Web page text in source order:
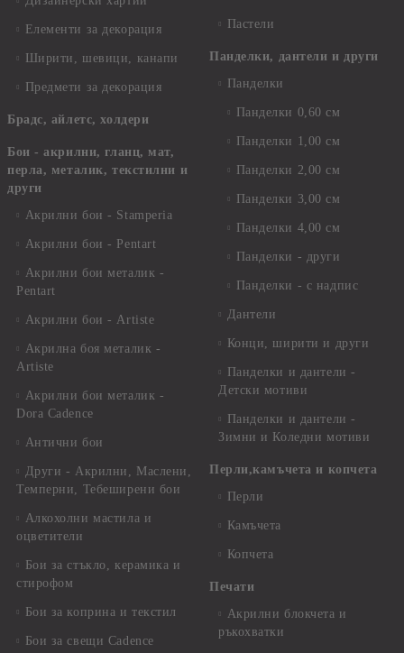
Елементи за декорация
Ширити, шевици, канапи
Предмети за декорация
Брадс, айлетс, холдери
Бои - акрилни, гланц, мат,
перла, металик, текстилни и
други
Акрилни бои - Stamperia
Акрилни бои - Pentart
Акрилни бои металик -
Pentart
Акрилни бои - Artiste
Акрилна боя металик -
Artiste
Акрилни бои металик -
Dora Cadence
Антични бои
Други - Акрилни, Маслени,
Темперни, Тебеширени бои
Алкохолни мастила и
оцветители
Бои за стъкло, керамика и
стирофом
Бои за коприна и текстил
Бои за свещи Cadence
Пастели
Панделки, дантели и други
Панделки
Панделки 0,60 см
Панделки 1,00 см
Панделки 2,00 см
Панделки 3,00 см
Панделки 4,00 см
Панделки - други
Панделки - с надпис
Дантели
Конци, ширити и други
Панделки и дантели -
Детски мотиви
Панделки и дантели -
Зимни и Коледни мотиви
Перли,камъчета и копчета
Перли
Камъчета
Копчета
Печати
Акрилни блокчета и
ръкохватки